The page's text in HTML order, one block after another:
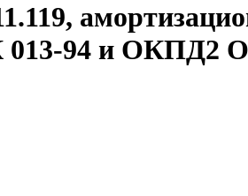
94 и ОКПД2